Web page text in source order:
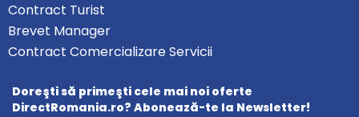
Contract Turist
Brevet Manager
Contract Comercializare Servicii
Doreşti să primeşti cele mai noi oferte
DirectRomania.ro? Abonează-te la Newsletter!